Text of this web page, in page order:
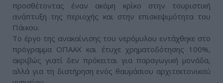
προσθέτοντας έναν ακόμη κρίκο στην τουριστική
ανάπτυξη της περιοχής και στην επισκεψιμότητα του
Πάικου.
Το έργο της ανακαίνισης του νερόμυλου εντάχθηκε στο
πρόγραμμα ΟΠΑΑΧ και έτυχε χρηματοδότησης 100%,
ακριβώς γιατί δεν πρόκειται για παραγωγική μονάδα,
αλλά για τη διατήρηση ενός θαυμάσιου αρχιτεκτονικού